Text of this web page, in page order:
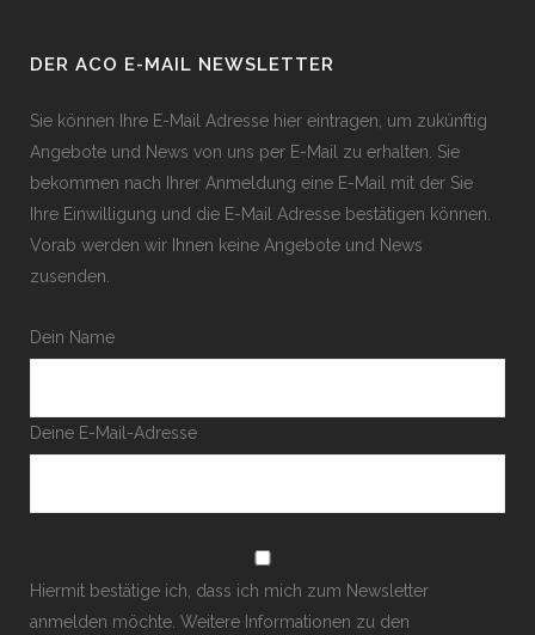
DER ACO E-MAIL NEWSLETTER
Sie können Ihre E-Mail Adresse hier eintragen, um zukünftig
Angebote und News von uns per E-Mail zu erhalten. Sie
bekommen nach Ihrer Anmeldung eine E-Mail mit der Sie
Ihre Einwilligung und die E-Mail Adresse bestätigen können.
Vorab werden wir Ihnen keine Angebote und News
zusenden.
Dein Name
Deine E-Mail-Adresse
Hiermit bestätige ich, dass ich mich zum Newsletter
anmelden möchte. Weitere Informationen zu den